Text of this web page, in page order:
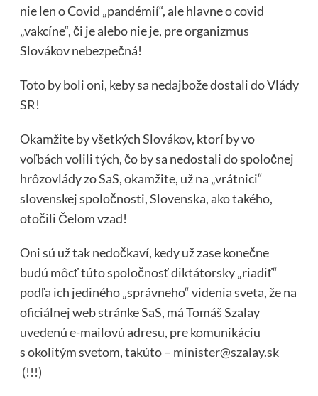
nie len o Covid „pandémií“, ale hlavne o covid
„vakcíne“, či je alebo nie je, pre organizmus
Slovákov nebezpečná!
Toto by boli oni, keby sa nedajbože dostali do Vlády
SR!
Okamžite by všetkých Slovákov, ktorí by vo
voľbách volili tých, čo by sa nedostali do spoločnej
hrôzovlády zo SaS, okamžite, už na „vrátnici“
slovenskej spoločnosti, Slovenska, ako takého,
otočili Čelom vzad!
Oni sú už tak nedočkaví, kedy už zase konečne
budú môcť túto spoločnosť diktátorsky „riadiť“
podľa ich jediného „správneho“ videnia sveta, že na
oficiálnej web stránke SaS, má Tomáš Szalay
uvedenú e-mailovú adresu, pre komunikáciu
s okolitým svetom, takúto – minister@szalay.sk
(!!!)